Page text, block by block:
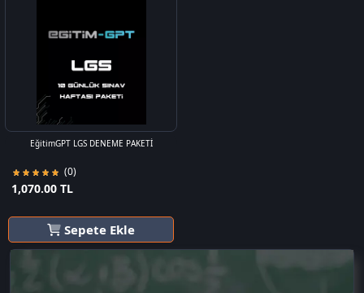
EğitimGPT LGS DENEME PAKETİ
(0)
1,070.00 TL
Sepete Ekle